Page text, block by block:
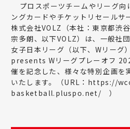
プロスポーツチームやリーグ向
ングカードやチケットリセールサ
株式会社VOLZ（本社：東京都渋
宗多朗、以下VOLZ）は、一般社
女子日本リーグ（以下、Wリーグ
presents Wリーグプレーオフ
催を記念した、様々な特別企画を
いたします。（URL： https://
basketball.pluspo.net/ ）